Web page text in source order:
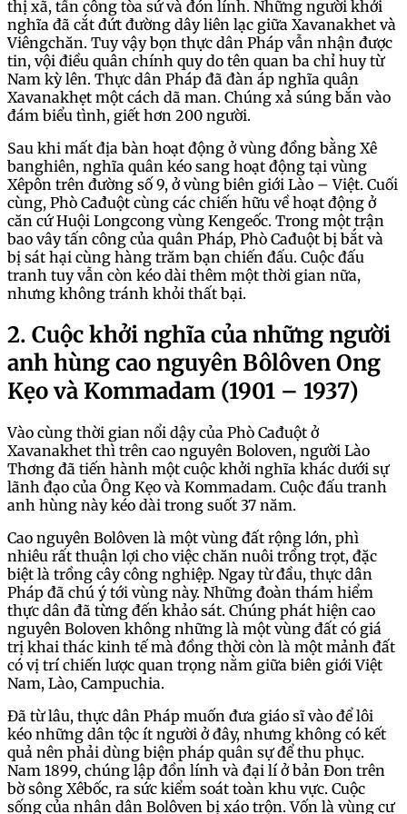
thị xã, tấn công tòa sứ và đón lính. Những người khởi
nghĩa đã cắt đứt đường dây liên lạc giữa Xavanakhet và
Viêngchăn. Tuy vậy bọn thực dân Pháp vẫn nhận được
tin, vội điều quân chính quy do tên quan ba chỉ huy từ
Nam kỳ lên. Thực dân Pháp đã đàn áp nghĩa quân
Xavanakhẹt một cách dã man. Chúng xả súng bắn vào
đám biểu tình, giết hơn 200 người.
Sau khi mất địa bàn hoạt động ở vùng đồng bằng Xê
banghiên, nghĩa quân kéo sang hoạt động tại vùng
Xêpôn trên đường số 9, ở vùng biên giới Lào – Việt. Cuối
cùng, Phò Cađuột cùng các chiến hữu về hoạt động ở
căn cứ Huội Longcong vùng Kengeốc. Trong một trận
bao vây tấn công của quân Pháp, Phò Cađuột bị bắt và
bị sát hại cùng hàng trăm bạn chiến đấu. Cuộc đấu
tranh tuy vẫn còn kéo dài thêm một thời gian nữa,
nhưng không tránh khỏi thất bại.
2. Cuộc khởi nghĩa của những người
anh hùng cao nguyên Bôlôven Ong
Kẹo và Kommadam (1901 – 1937)
Vào cùng thời gian nổi dậy của Phò Cađuột ở
Xavanakhet thì trên cao nguyên Boloven, người Lào
Thơng đã tiến hành một cuộc khởi nghĩa khác dưới sự
lãnh đạo của Ông Kẹo và Kommadam. Cuộc đấu tranh
anh hùng này kéo dài trong suốt 37 năm.
Cao nguyên Bolôven là một vùng đất rộng lớn, phì
nhiêu rất thuận lợi cho việc chăn nuôi trồng trọt, đặc
biệt là trồng cây công nghiệp. Ngay từ đầu, thực dân
Pháp đã chú ý tới vùng này. Những đoàn thám hiểm
thực dân đã từng đến khảo sát. Chúng phát hiện cao
nguyên Boloven không những là một vùng đất có giá
trị khai thác kinh tế mà đồng thời còn là một mảnh đất
có vị trí chiến lược quan trọng nằm giữa biên giới Việt
Nam, Lào, Campuchia.
Đã từ lâu, thực dân Pháp muốn đưa giáo sĩ vào để lôi
kéo những dân tộc ít người ở đây, nhưng không có kết
quả nên phải dùng biện pháp quân sự để thu phục.
Nam 1899, chúng lập đồn lính và đại lí ở bản Đon trên
bờ sông Xêbốc, ra sức kiểm soát toàn khu vực. Cuộc
sống của nhân dân Bolôven bị xáo trộn. Vốn là vùng cư